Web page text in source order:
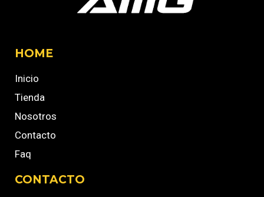
HOME
Inicio
Tienda
Nosotros
Contacto
Faq
CONTACTO